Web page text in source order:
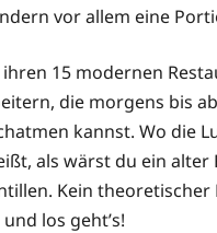
vor allem eine
15 modernen
die morgens bis
kannst. Wo
als wärst du ein
Kein
los geht’s!